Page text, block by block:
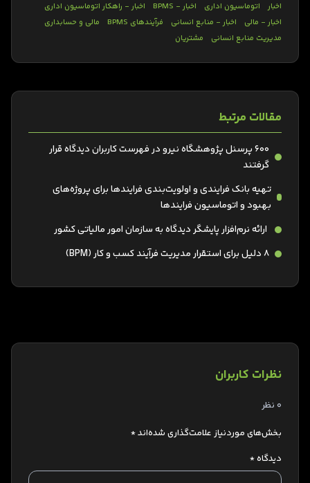
اخبار اتوماسیون اداری اخبار - BPMS
اخبار - راهکار اتوماسیون اداری
اخبار - مالی
اخبار - منابع انسانی فرآیندهای BPMS
مالی و حسابداری
مدیریت منابع انسانی
مشتریان
مقالات مرتبط
600 پرسنل پژوهشگاه نیرو در فهرست کاربران دیدگاه قرار
گرفتند
تهیه بانک فرایندی و اولویت‌بندی فرایندها برای پروژه‌های
بهبود و اتوماسیون فرایندها
ارائه نرم‌افزار پایشگر دیدگاه به سازمان امور مالیاتی کشور
۸ دلیل برای استقرار مدیریت فرآیند کسب‌ و کار (BPM)
نظرات کاربران
0 نظر
بخش‌های موردنیاز علامت‌گذاری شده‌اند*
دیدگاه*